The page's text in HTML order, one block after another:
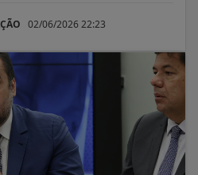
02/06/2026 22:23